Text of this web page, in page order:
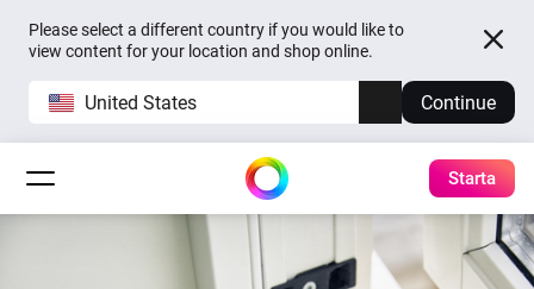
Please select a different country if you would like to
view content for your location and shop online.
United States Continue
Starta